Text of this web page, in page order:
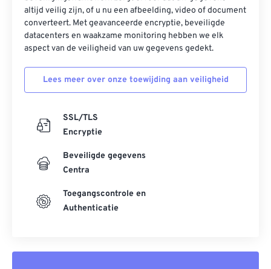
altijd veilig zijn, of u nu een afbeelding, video of document
converteert. Met geavanceerde encryptie, beveiligde
datacenters en waakzame monitoring hebben we elk
aspect van de veiligheid van uw gegevens gedekt.
Lees meer over onze toewijding aan veiligheid
SSL/TLS
Encryptie
Beveiligde gegevens
Centra
Toegangscontrole en
Authenticatie